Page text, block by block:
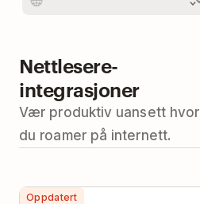
Nettlesere-
integrasjoner
Vær produktiv uansett hvor
du roamer på internett.
Oppdatert